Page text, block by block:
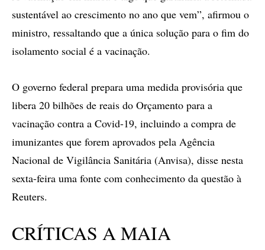
sustentável ao crescimento no ano que vem”, afirmou o
ministro, ressaltando que a única solução para o fim do
isolamento social é a vacinação.
O governo federal prepara uma medida provisória que
libera 20 bilhões de reais do Orçamento para a
vacinação contra a Covid-19, incluindo a compra de
imunizantes que forem aprovados pela Agência
Nacional de Vigilância Sanitária (Anvisa), disse nesta
sexta-feira uma fonte com conhecimento da questão à
Reuters.
CRÍTICAS A MAIA